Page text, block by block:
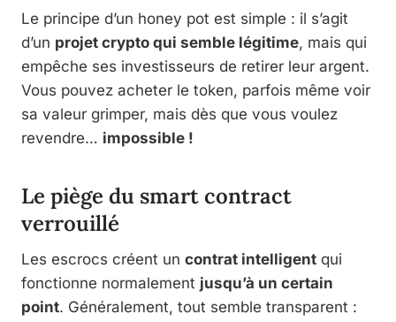
Le principe d’un honey pot est simple : il s’agit
d’un projet crypto qui semble légitime, mais qui
empêche ses investisseurs de retirer leur argent.
Vous pouvez acheter le token, parfois même voir
sa valeur grimper, mais dès que vous voulez
revendre… impossible !
Le piège du smart contract
verrouillé
Les escrocs créent un contrat intelligent qui
fonctionne normalement jusqu’à un certain
point. Généralement, tout semble transparent :